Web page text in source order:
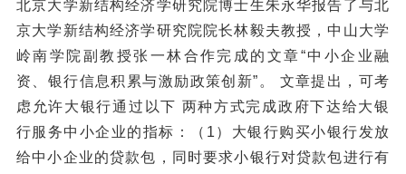
北京大学新结构经济学研究院博士生朱永华报告了与北
京大学新结构经济学研究院院长林毅夫教授，中山大学
岭南学院副教授张一林合作完成的文章“中小企业融
资、银行信息积累与激励政策创新”。 文章提出，可考
虑允许大银行通过以下 两种方式完成政府下达给大银
行服务中小企业的指标：（1）大银行购买小银行发放
给中小企业的贷款包，同时要求小银行对贷款包进行有